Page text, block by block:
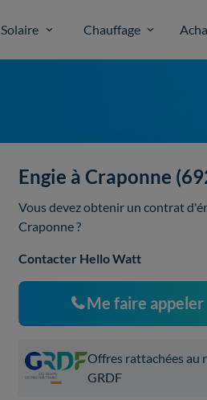
Solaire Chauffage
Engie à Craponne
Vous devez obtenir un contrat
Craponne ?
Contacter Hello Watt
Me faire appeler
Offres rattachées au
GRDF